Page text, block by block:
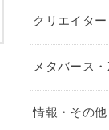
クリエイタ
メタバース・
情報・その他